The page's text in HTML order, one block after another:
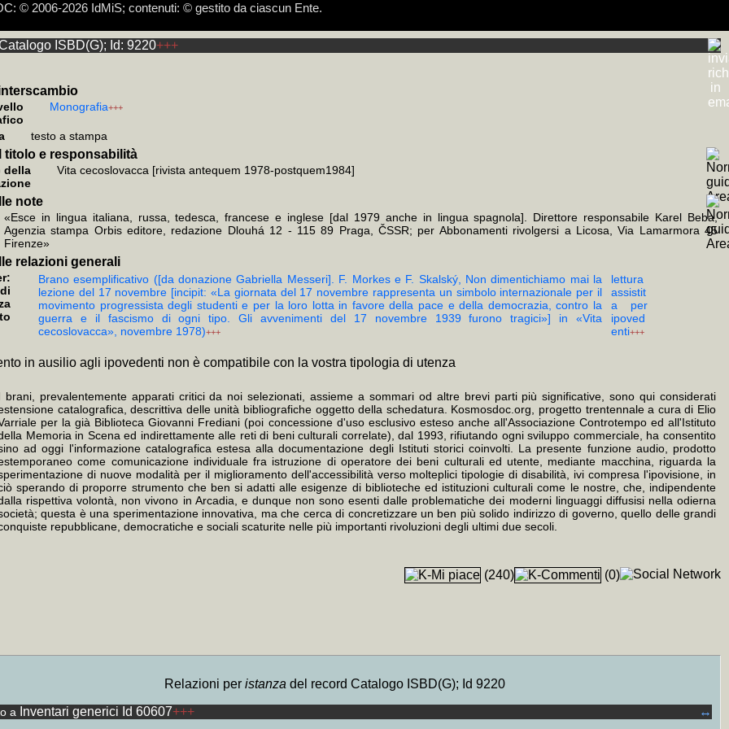
© 2006-2026 IdMiS; contenuti: © gestito da ciascun Ente.
devolvere il 5 per mille ad IdMiS - Istituto della Memoria in Scena (ONLUS) scrivendo il CF 94137860485
Partigiano a 15 anni, Firenze, IdMiS, 2015 (edizione critica a cura di E. Varriale, pref. P. Bassi e ricordo di M. Fagioli), LXVI+414, 16 €.
kosmosdoc non hanno funzione per terzi, ma soltanto tecnica e di sicurezza (Google Analytics, soltanto come complemento tecnico, è
scomposizione nelle eterogenee dimensioni catalografiche, sono prevalentemente anonimi redatti o diretti dal curatore quando si è
quale interpretazione univoca; altrimenti, esempio sul medesimo Elio Varriale, e.v., s. sinossi; i titoli con sviluppo significativo in
i link composti di + non necessitano il ricaricamento della pagina: ove
il sottoinsieme selezionato del corpus autorizzato può essere esplorato tramite i link
i link+BDforniscono i brani dell'intera indistinguibile documentazione di Biblioteca Digitale relativi al nome proprio scelto
video tutorial cliccare: https://www.youtube.com/channel/UClzGpMauhOImKxIwslRpinA/feed
ISBD(G); Id: 9220+++
Monografia+++
testo a stampa
titolo e responsabilità
della
Vita cecoslovacca [rivista antequem 1978-postquem1984]
note
«Esce in lingua italiana, russa, tedesca, francese e inglese [dal 1979 anche in lingua spagnola]. Direttore responsabile Karel Beba,
Agenzia stampa Orbis editore, redazione Dlouhá 12 - 115 89 Praga, ČSSR; per Abbonamenti rivolgersi a Licosa, Via Lamarmora 45
Firenze»
relazioni generali
Brano esemplificativo ([da donazione Gabriella Messeri]. F. Morkes e F. Skalský, Non dimentichiamo mai la
lezione del 17 novembre [incipit: «La giornata del 17 novembre rappresenta un simbolo internazionale per il
movimento progressista degli studenti e per la loro lotta in favore della pace e della democrazia, contro la
guerra e il fascismo di ogni tipo. Gli avvenimenti del 17 novembre 1939 furono tragici»] in «Vita
cecoslovacca», novembre 1978)+++
lettura
assistit
a per
ipoved
enti+++
in ausilio agli ipovedenti non è compatibile con la vostra tipologia di utenza
brani, prevalentemente apparati critici da noi selezionati, assieme a sommari od altre brevi parti più significative, sono qui considerati
catalografica, descrittiva delle unità bibliografiche oggetto della schedatura. Kosmosdoc.org, progetto trentennale a cura di Elio
per la già Biblioteca Giovanni Frediani (poi concessione d'uso esclusivo esteso anche all'Associazione Controtempo ed all'Istituto
Memoria in Scena ed indirettamente alle reti di beni culturali correlate), dal 1993, rifiutando ogni sviluppo commerciale, ha consentito
ad oggi l'informazione catalografica estesa alla documentazione degli Istituti storici coinvolti. La presente funzione audio, prodotto
come comunicazione individuale fra istruzione di operatore dei beni culturali ed utente, mediante macchina, riguarda la
di nuove modalità per il miglioramento dell'accessibilità verso molteplici tipologie di disabilità, ivi compresa l'ipovisione, in
sperando di proporre strumento che ben si adatti alle esigenze di biblioteche ed istituzioni culturali come le nostre, che, indipendente
rispettiva volontà, non vivono in Arcadia, e dunque non sono esenti dalle problematiche dei moderni linguaggi diffusisi nella odierna
questa è una sperimentazione innovativa, ma che cerca di concretizzare un ben più solido indirizzo di governo, quello delle grandi
repubblicane, democratiche e sociali scaturite nelle più importanti rivoluzioni degli ultimi due secoli.
(240) (0)
Relazioni per istanza del record Catalogo ISBD(G); Id 9220
a Inventari generici Id 60607+++ ↔